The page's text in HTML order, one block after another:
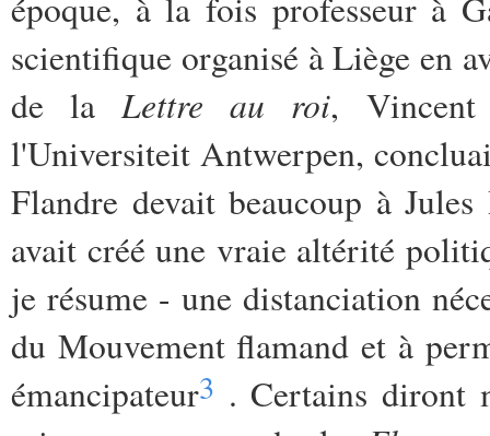
scientifique organisé à Liège en
de laLettre au roi, Vincent
l'Universiteit Antwerpen,
Flandre devait beaucoup à
avait créé une vraie altérité
je résume - une distanciation
du Mouvement flamand et à
émancipateur3 . Certains diront